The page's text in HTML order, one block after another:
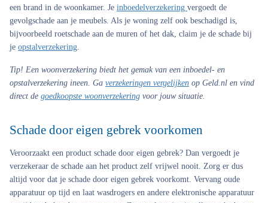
een brand in de woonkamer. Je inboedelverzekering vergoedt de
gevolgschade aan je meubels. Als je woning zelf ook beschadigd is,
bijvoorbeeld roetschade aan de muren of het dak, claim je de schade bij
je opstalverzekering.
Tip! Een woonverzekering biedt het gemak van een inboedel- en
opstalverzekering ineen. Ga verzekeringen vergelijken op Geld.nl en vind
direct de goedkoopste woonverzekering voor jouw situatie.
Schade door eigen gebrek voorkomen
Veroorzaakt een product schade door eigen gebrek? Dan vergoedt je
verzekeraar de schade aan het product zelf vrijwel nooit. Zorg er dus
altijd voor dat je schade door eigen gebrek voorkomt. Vervang oude
apparatuur op tijd en laat wasdrogers en andere elektronische apparatuur